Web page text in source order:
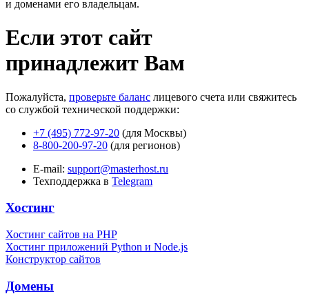
и доменами его владельцам.
Если этот сайт
принадлежит Вам
Пожалуйста, проверьте баланс лицевого счета или свяжитесь
со службой технической поддержки:
+7 (495) 772-97-20 (для Москвы)
8-800-200-97-20 (для регионов)
E-mail: support@masterhost.ru
Техподдержка в Telegram
Хостинг
Хостинг сайтов на PHP
Хостинг приложений Python и Node.js
Конструктор сайтов
Домены